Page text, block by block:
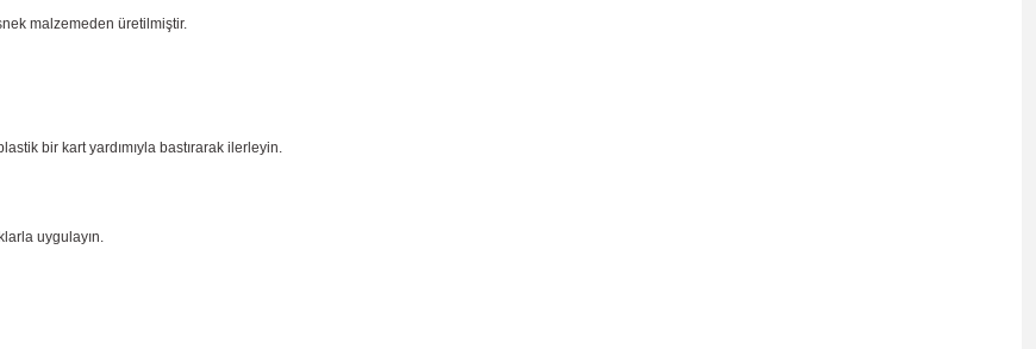
malzemeden üretilmiştir.
bir kart yardımıyla bastırarak ilerleyin.
uygulayın.